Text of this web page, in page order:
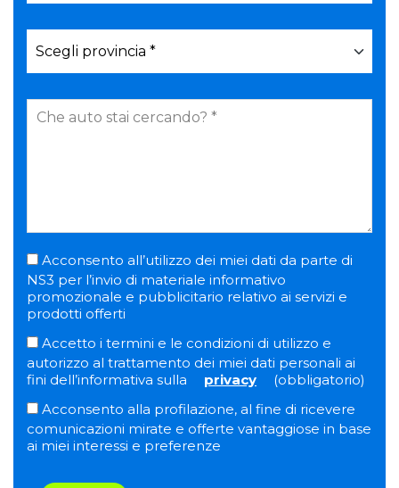
Acconsento all’utilizzo dei miei dati da parte di
NS3 per l’invio di materiale informativo
promozionale e pubblicitario relativo ai servizi e
prodotti offerti
Accetto i termini e le condizioni di utilizzo e
autorizzo al trattamento dei miei dati personali ai
fini dell’informativa sulla
privacy
(obbligatorio)
Acconsento alla profilazione, al fine di ricevere
comunicazioni mirate e offerte vantaggiose in base
ai miei interessi e preferenze